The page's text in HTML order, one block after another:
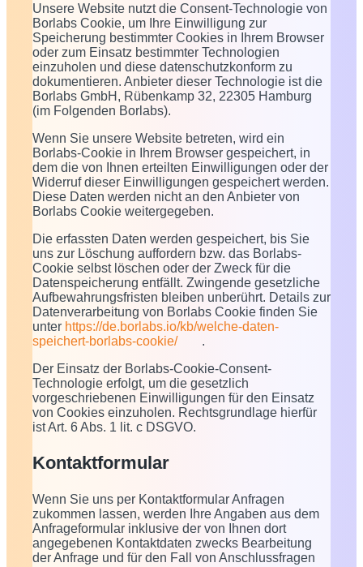
Unsere Website nutzt die Consent-Technologie von
Borlabs Cookie, um Ihre Einwilligung zur
Speicherung bestimmter Cookies in Ihrem Browser
oder zum Einsatz bestimmter Technologien
einzuholen und diese datenschutzkonform zu
dokumentieren. Anbieter dieser Technologie ist die
Borlabs GmbH, Rübenkamp 32, 22305 Hamburg
(im Folgenden Borlabs).
Wenn Sie unsere Website betreten, wird ein
Borlabs-Cookie in Ihrem Browser gespeichert, in
dem die von Ihnen erteilten Einwilligungen oder der
Widerruf dieser Einwilligungen gespeichert werden.
Diese Daten werden nicht an den Anbieter von
Borlabs Cookie weitergegeben.
Die erfassten Daten werden gespeichert, bis Sie
uns zur Löschung auffordern bzw. das Borlabs-
Cookie selbst löschen oder der Zweck für die
Datenspeicherung entfällt. Zwingende gesetzliche
Aufbewahrungsfristen bleiben unberührt. Details zur
Datenverarbeitung von Borlabs Cookie finden Sie
unter https://de.borlabs.io/kb/welche-daten-
speichert-borlabs-cookie/
.
Der Einsatz der Borlabs-Cookie-Consent-
Technologie erfolgt, um die gesetzlich
vorgeschriebenen Einwilligungen für den Einsatz
von Cookies einzuholen. Rechtsgrundlage hierfür
ist Art. 6 Abs. 1 lit. c DSGVO.
Kontaktformular
Wenn Sie uns per Kontaktformular Anfragen
zukommen lassen, werden Ihre Angaben aus dem
Anfrageformular inklusive der von Ihnen dort
angegebenen Kontaktdaten zwecks Bearbeitung
der Anfrage und für den Fall von Anschlussfragen